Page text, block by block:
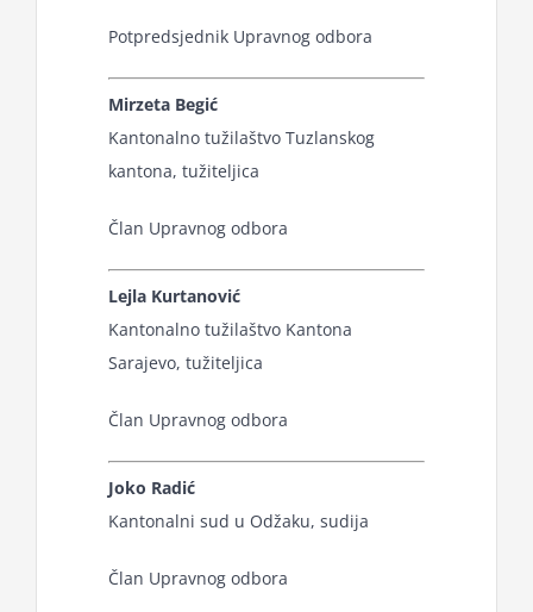
Potpredsjednik Upravnog odbora
Mirzeta Begić
Kantonalno tužilaštvo Tuzlanskog
kantona, tužiteljica
Član Upravnog odbora
Lejla Kurtanović
Kantonalno tužilaštvo Kantona
Sarajevo, tužiteljica
Član Upravnog odbora
Joko Radić
Kantonalni sud u Odžaku, sudija
Član Upravnog odbora